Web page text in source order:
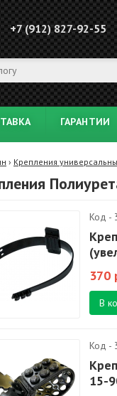
+7 (912) 827-92-55
ГАРАНТИИ
› Крепления
Код -
370
В
Код -
15-